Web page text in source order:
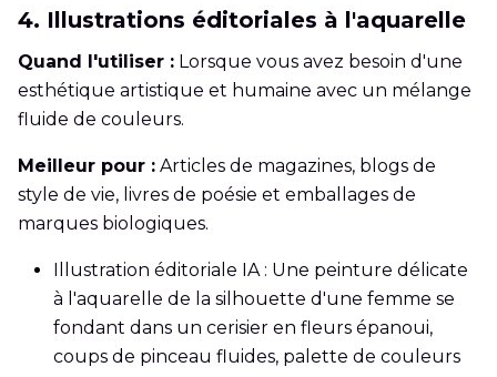
4. Illustrations éditoriales à l'aquarelle
Quand l'utiliser : Lorsque vous avez besoin d'une
esthétique artistique et humaine avec un mélange
fluide de couleurs.
Meilleur pour : Articles de magazines, blogs de
style de vie, livres de poésie et emballages de
marques biologiques.
Illustration éditoriale IA : Une peinture délicate
à l'aquarelle de la silhouette d'une femme se
fondant dans un cerisier en fleurs épanoui,
coups de pinceau fluides, palette de couleurs